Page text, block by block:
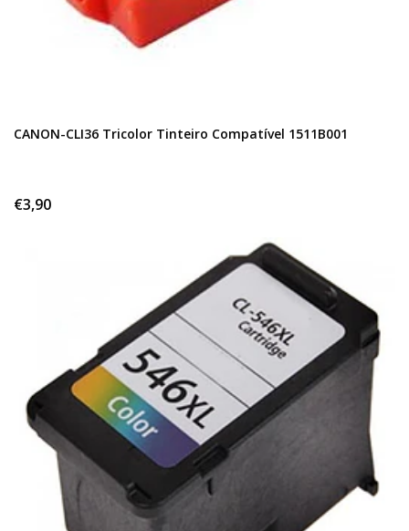
CANON-CLI36 Tricolor Tinteiro Compatível 1511B001
€3,90